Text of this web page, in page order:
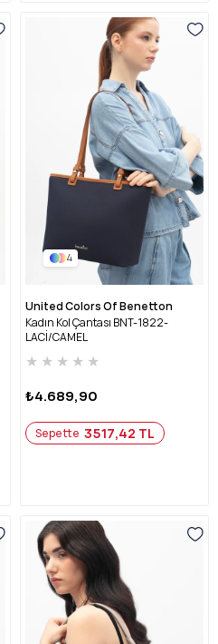
4
United Colors Of Benetton
Kadın Kol Çantası BNT-1822-
LACİ/CAMEL
★ ★ ★ ★ ★
₺4.689,90
Sepette 3517,42 TL